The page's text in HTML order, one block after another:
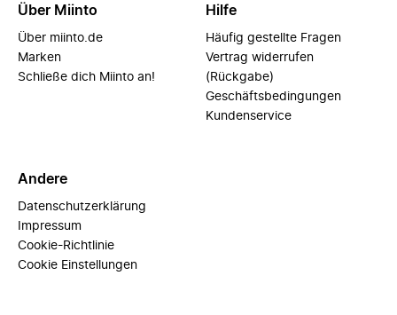
Über Miinto
Über miinto.de
Marken
Schließe dich Miinto an!
Hilfe
Häufig gestellte Fragen
Vertrag widerrufen
(Rückgabe)
Geschäftsbedingungen
Kundenservice
Andere
Datenschutzerklärung
Impressum
Cookie-Richtlinie
Cookie Einstellungen